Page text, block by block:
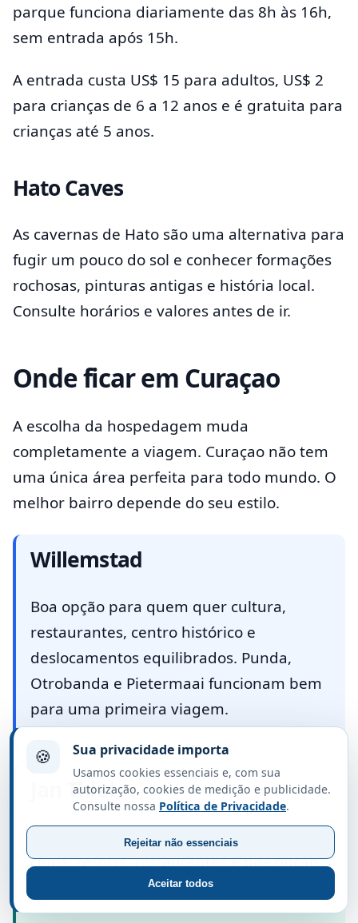
parque funciona diariamente das 8h às 16h,
sem entrada após 15h.
A entrada custa US$ 15 para adultos, US$ 2
para crianças de 6 a 12 anos e é gratuita para
crianças até 5 anos.
Hato Caves
As cavernas de Hato são uma alternativa para
fugir um pouco do sol e conhecer formações
rochosas, pinturas antigas e história local.
Consulte horários e valores antes de ir.
Onde ficar em Curaçao
A escolha da hospedagem muda
completamente a viagem. Curaçao não tem
uma única área perfeita para todo mundo. O
melhor bairro depende do seu estilo.
Willemstad
Boa opção para quem quer cultura,
restaurantes, centro histórico e
deslocamentos equilibrados. Punda,
Otrobanda e Pietermaai funcionam bem
para uma primeira viagem.
Jan Thiel
Região mais estruturada, com beach
clubs, resorts, restaurantes e boa opção
para famílias. Costuma ser mais cara.
🍪 Sua privacidade importa
Usamos cookies essenciais e, com sua
autorização, cookies de medição e publicidade.
Consulte nossa Política de Privacidade.
Aceitar todos
Rejeitar não essenciais